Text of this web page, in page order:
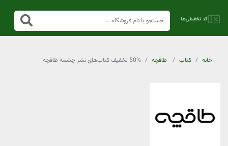
خانه کتاب طاقچه 50% تخفیف کتاب‌های نشر چشمه طاقچه